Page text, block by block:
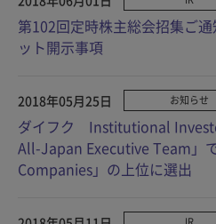
第102回定時株主総会招集ご
ット開示事項
2018年05月25日 お知らせ
ダイフク Institutional
All-Japan Executive Team」
Companies」の上位に選出